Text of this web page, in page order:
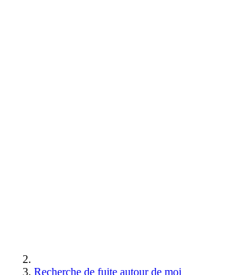
Recherche de fuite autour de moi